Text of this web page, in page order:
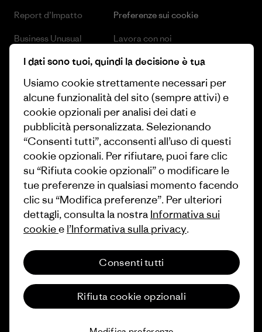
Report d’Impatto
Business Unusual
Obiettivi climatici
1% For The Planet
Come finanziamo
Buoni regalo
Trova un negozio
Preferenze sui cookie
Lavora con noi
Stampa e media
Industry program
Programma di affiliazione
Patagonia Svizzera Mappa del
sito
© 2026 Patagonia, Inc. All Rights Reserved.
I dati sono tuoi, quindi la decisione è tua
Usiamo cookie strettamente necessari per
alcune funzionalità del sito (sempre attivi) e
cookie opzionali per analisi dei dati e
pubblicità personalizzata. Selezionando
“Consenti tutti”, acconsenti all’uso di questi
cookie opzionali. Per rifiutare, puoi fare clic
su “Rifiuta cookie opzionali” o modificare le
tue preferenze in qualsiasi momento facendo
clic su “Modifica preferenze”. Per ulteriori
dettagli, consulta la nostra Informativa sui
cookiee l’Informativa sulla privacy.
Consenti tutti
Rifiuta cookie opzionali